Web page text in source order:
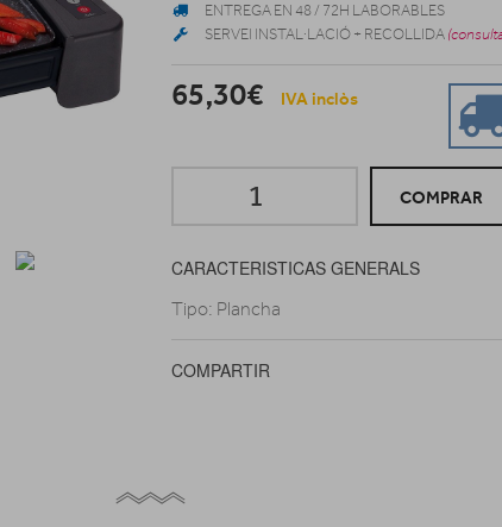
ENTREGA EN 48 / 72H LABORABLES
SERVEI INSTAL·LACIÓ + RECOLLIDA
65,30€ IVA inclòs
COMPRAR
CARACTERISTICAS GENERALS
Tipo: Plancha
COMPARTIR